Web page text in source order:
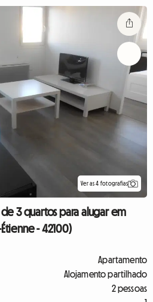
Ver as 4 fotografias
3 quartos para alugar em
- 42100)
Apartamento
Alojamento partilhado
2 pessoas